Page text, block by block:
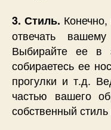
3. Стиль.
отвечать
Выбирайте ее в
собираетесь ее
прогулки и т.д.
частью вашего
собственный